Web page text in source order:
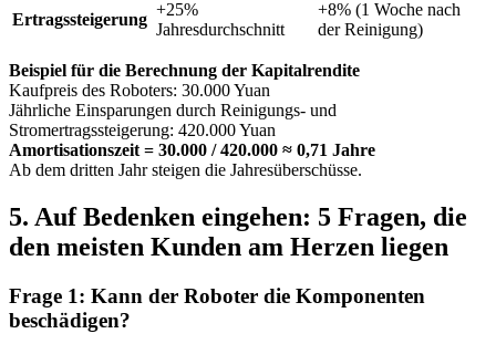
Ertragssteigerung
+25%
Jahresdurchschnitt
+8% (1 Woche nach
der Reinigung)
Beispiel für die Berechnung der Kapitalrendite
Kaufpreis des Roboters: 30.000 Yuan
Jährliche Einsparungen durch Reinigungs- und
Stromertragssteigerung: 420.000 Yuan
Amortisationszeit = 30.000 / 420.000 ≈ 0,71 Jahre
Ab dem dritten Jahr steigen die Jahresüberschüsse.
5. Auf Bedenken eingehen: 5 Fragen, die
den meisten Kunden am Herzen liegen
Frage 1: Kann der Roboter die Komponenten
beschädigen?